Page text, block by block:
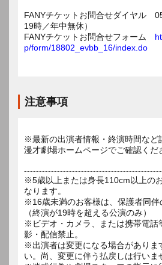
FANYチケットお問合せダイヤル
19時／年中無休）
FANYチケットお問合せフォーム
p/form/18802_evbb_16/index.do
注意事項
※最新の出演者情報・終演時間など
漫才劇場ホームページでご確認くだ
※5歳以上または身長110cm以上の
なります。
※16歳未満のお客様は、保護者同伴
（終演が19時を超える公演のみ）
※ビデオ・カメラ、または携帯電話
影・配信禁止。
※出演者は変更になる場合がありま
い。尚、変更に伴う払戻しは行いま